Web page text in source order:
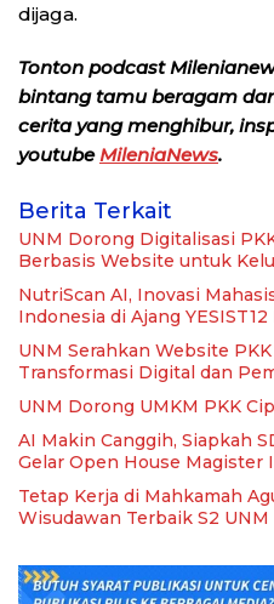
dijaga.
Tonton podcast
bintang tamu beragam
cerita yang menghibur,
youtubeMileniaNews.
Berita Terkait
UNM Dorong Digitalisasi
Berbasis Website untuk
NutriScan AI, Inovasi
Indonesia di Ajang
UNM Serahkan Website
Transformasi Digital dan
UNM Dorong UMKM PKK
AI Makin Canggih, Siapkah
Gelar Open House Magister
Tetap Kerja di Mahkamah
Wisudawan Terbaik S2 UNM